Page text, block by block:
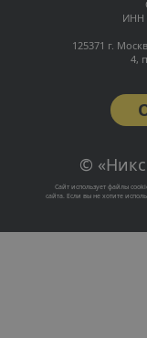
Сайт использует файлы
сайта. Если вы не хотите
©
ИНН
125371 г.
4,